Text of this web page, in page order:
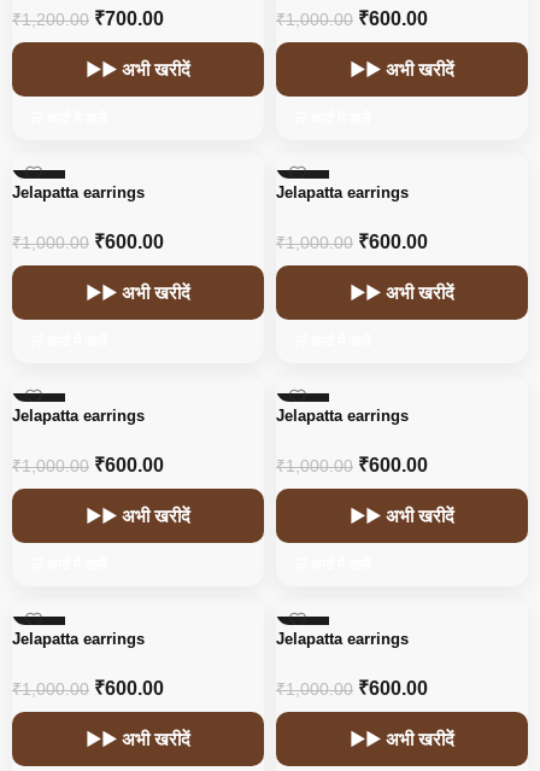
₹1,200.00 ₹700.00
▶▶ अभी खरीदें
₹1,000.00 ₹600.00
▶▶ अभी खरीदें
-40%
Jelapatta earrings
₹1,000.00 ₹600.00
▶▶ अभी खरीदें
-40%
Jelapatta earrings
₹1,000.00 ₹600.00
▶▶ अभी खरीदें
-40%
Jelapatta earrings
₹1,000.00 ₹600.00
▶▶ अभी खरीदें
-40%
Jelapatta earrings
₹1,000.00 ₹600.00
▶▶ अभी खरीदें
-40%
Jelapatta earrings
₹1,000.00 ₹600.00
▶▶ अभी खरीदें
-40%
Jelapatta earrings
₹1,000.00 ₹600.00
▶▶ अभी खरीदें